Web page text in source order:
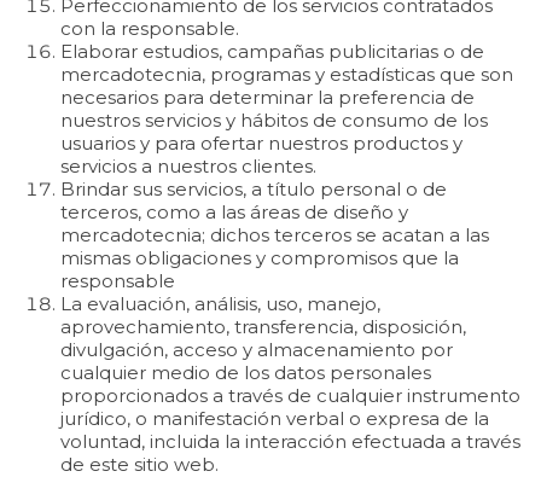
Perfeccionamiento de los servicios contratados
con la responsable.
Elaborar estudios, campañas publicitarias o de
mercadotecnia, programas y estadísticas que son
necesarios para determinar la preferencia de
nuestros servicios y hábitos de consumo de los
usuarios y para ofertar nuestros productos y
servicios a nuestros clientes.
Brindar sus servicios, a título personal o de
terceros, como a las áreas de diseño y
mercadotecnia; dichos terceros se acatan a las
mismas obligaciones y compromisos que la
responsable
La evaluación, análisis, uso, manejo,
aprovechamiento, transferencia, disposición,
divulgación, acceso y almacenamiento por
cualquier medio de los datos personales
proporcionados a través de cualquier instrumento
jurídico, o manifestación verbal o expresa de la
voluntad, incluida la interacción efectuada a través
de este sitio web.